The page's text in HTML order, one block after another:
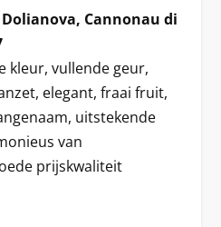
Cannonau di
kleur, vullende geur,
elegant, fraai fruit,
uitstekende
van
prijskwaliteit